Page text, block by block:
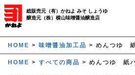
総販売元（有）かねよ みそ しょうゆ
醸造元（株）横山味噌醤油醸造店
ホーム
ご利用ガイド
HOME 味噌醤油加工品 めんつゆ
HOME すべての商品 めんつゆ 紙